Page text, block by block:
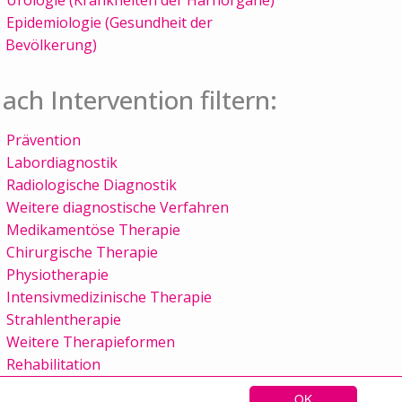
OK
Epidemiologie (Gesundheit der
Bevölkerung)
Intervention filtern:
Prävention
Labordiagnostik
Radiologische Diagnostik
Weitere diagnostische Verfahren
Medikamentöse Therapie
Chirurgische Therapie
Physiotherapie
Intensivmedizinische Therapie
Strahlentherapie
Weitere Therapieformen
Rehabilitation